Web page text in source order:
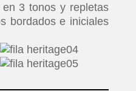
3 tonos y repletas
bordados e iniciales